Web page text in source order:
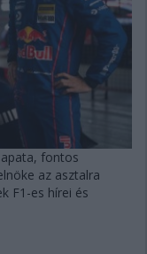
fontos
az asztalra
F1-es hírei és